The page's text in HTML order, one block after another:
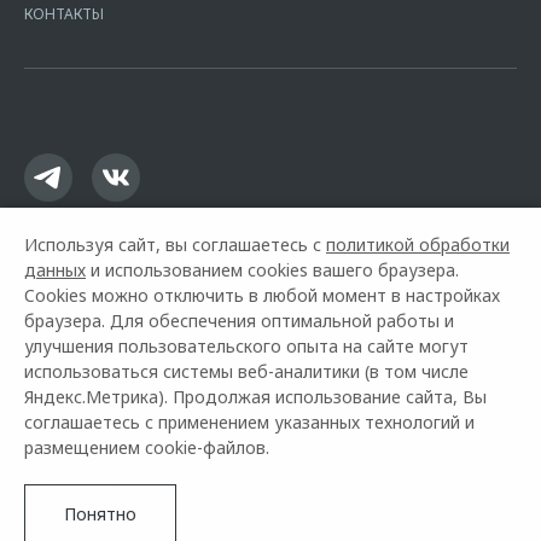
офертой.
КОНТАКТЫ
Горячая линия OMODA: +7 (843) 517-22-75
© 2026 ТрансТехСервис
Используя сайт, вы соглашаетесь с политикой обработки
данных и использованием cookies вашего браузера.
Cookies можно отключить в любой момент в настройках
браузера. Для обеспечения оптимальной работы и
улучшения пользовательского опыта на сайте могут
использоваться системы веб-аналитики (в том числе
Яндекс.Метрика). Продолжая использование сайта, Вы
соглашаетесь с применением указанных технологий и
размещением cookie-файлов.
Понятно